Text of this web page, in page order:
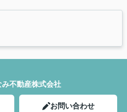
み不動産株式会社
お問い合わせ